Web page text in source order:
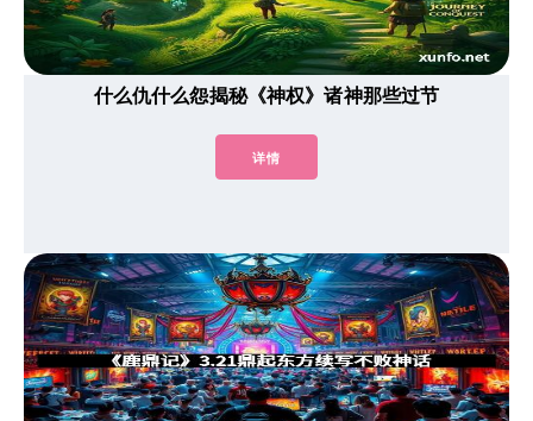
什么仇什么怨揭秘《神权》诸神那些过节
详情